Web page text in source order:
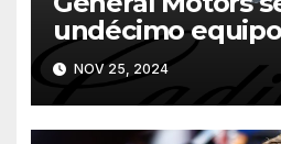
undécimo equipo
partir de 2026
NOV 25, 2024